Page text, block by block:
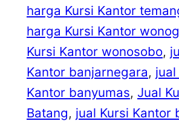
harga Kursi Kantor
harga Kursi Kantor
Kursi Kantor wonosobo,
Kantor banjarnegara, jual
Kantor banyumas, Jual
Batang, jual Kursi Kantor